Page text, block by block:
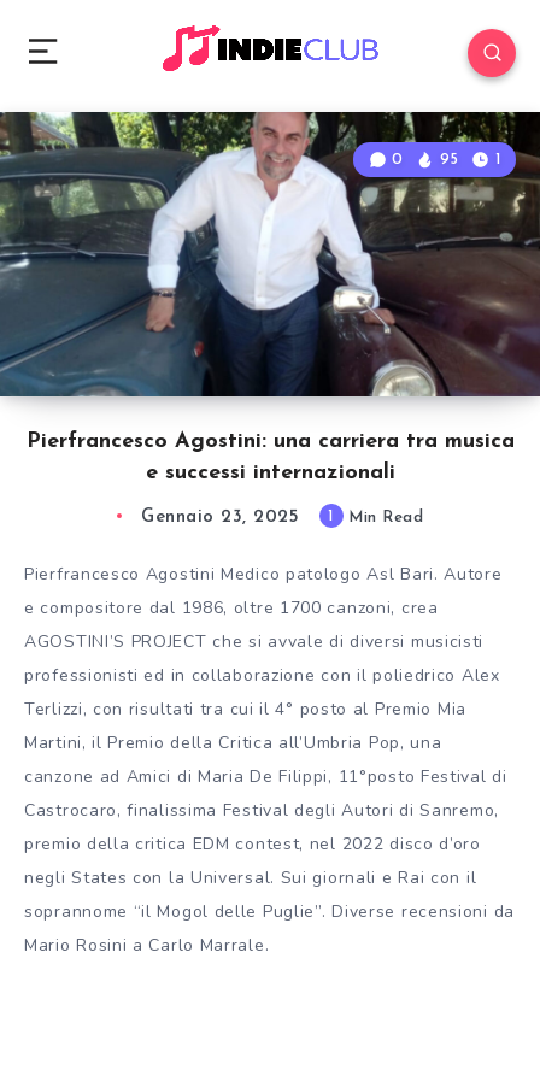
Pierfrancesco Agostini: una carriera tra musica
e successi internazionali
0 95 1
Gennaio 23, 2025 Min Read
Pierfrancesco Agostini Medico patologo Asl Bari. Autore
e compositore dal 1986, oltre 1700 canzoni, crea
AGOSTINI’S PROJECT che si avvale di diversi musicisti
professionisti ed in collaborazione con il poliedrico Alex
Terlizzi, con risultati tra cui il 4° posto al Premio Mia
Martini, il Premio della Critica all’Umbria Pop, una
canzone ad Amici di Maria De Filippi, 11°posto Festival di
Castrocaro, finalissima Festival degli Autori di Sanremo,
premio della critica EDM contest, nel 2022 disco d’oro
negli States con la Universal. Sui giornali e Rai con il
soprannome “il Mogol delle Puglie”. Diverse recensioni da
Mario Rosini a Carlo Marrale.